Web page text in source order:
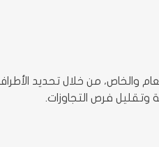
والخاص، من خلال تحديد
وتقليل فرص التجاوزات.